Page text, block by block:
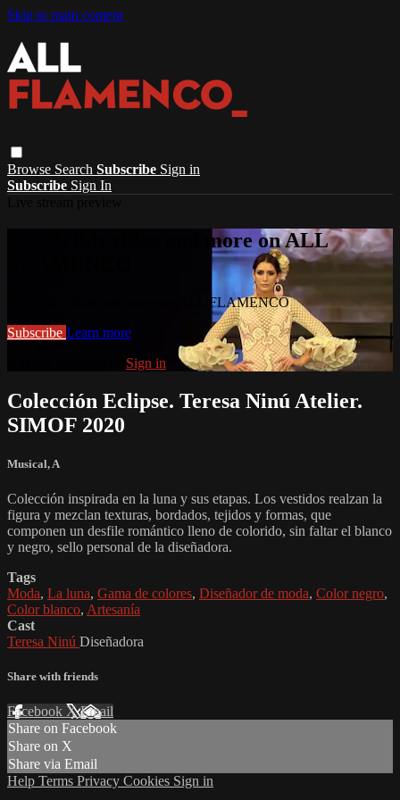
Skip to main content
Browse Search Subscribe Sign in
Subscribe Sign In
Watch this video and more on ALL
Watch this video and more on ALL FLAMENCO
Subscribe Learn more
Sign in
Colección Eclipse. Teresa Ninú Atelier.
SIMOF 2020
Musical, A
Colección inspirada en la luna y sus etapas. Los vestidos realzan la
figura y mezclan texturas, bordados, tejidos y formas, que
componen un desfile romántico lleno de colorido, sin faltar el blanco
y negro, sello personal de la diseñadora.
Tags
Moda, La luna, Gama de colores, Diseñador de moda, Color negro,
Color blanco, Artesanía
Cast
Teresa Ninú Diseñadora
Share with friends
Facebook XEmail
Share on Facebook
Share on X
Share via Email
Help Terms Privacy Cookies Sign in